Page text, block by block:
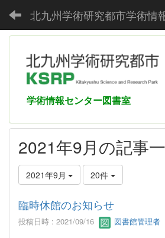
学術情報センター図書室
2021年9月の記事
2021年9月 20件
臨時休館のお知らせ
投稿日時 : 2021/09/16 図書館管理者